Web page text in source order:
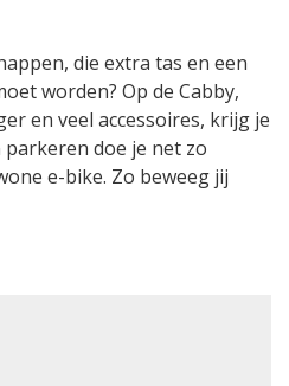
die extra tas en een
worden? Op de Cabby,
en veel accessoires, krijg je
parkeren doe je net zo
e-bike. Zo beweeg jij